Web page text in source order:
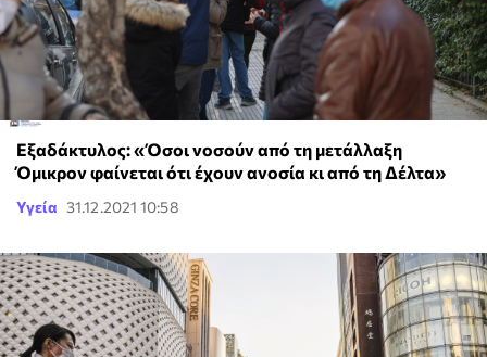
Εξαδάκτυλος: «Όσοι νοσούν από τη μετάλλαξη
Όμικρον φαίνεται ότι έχουν ανοσία κι από τη Δέλτα»
Υγεία 31.12.2021 10:58